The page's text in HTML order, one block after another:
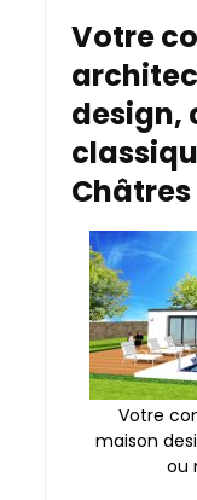
Votre
design,
Châtres
Votre
maison
ou